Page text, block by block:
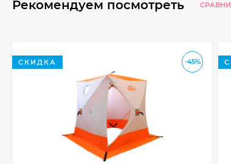
Рекомендуем посмотреть
-45%
СКИДКА